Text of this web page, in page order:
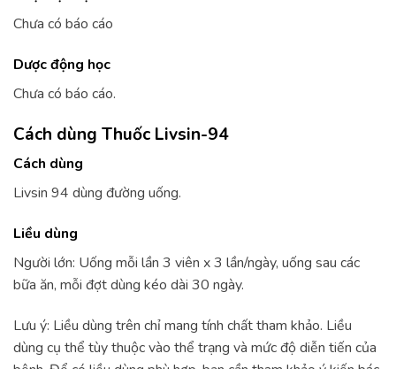
Chưa có báo cáo
Dược động học
Chưa có báo cáo.
Cách dùng Thuốc Livsin-94
Cách dùng
Livsin 94 dùng đường uống.
Liều dùng
Người lớn: Uống mỗi lần 3 viên x 3 lần/ngày, uống sau các
bữa ăn, mỗi đợt dùng kéo dài 30 ngày.
Lưu ý: Liều dùng trên chỉ mang tính chất tham khảo. Liều
dùng cụ thể tùy thuộc vào thể trạng và mức độ diễn tiến của